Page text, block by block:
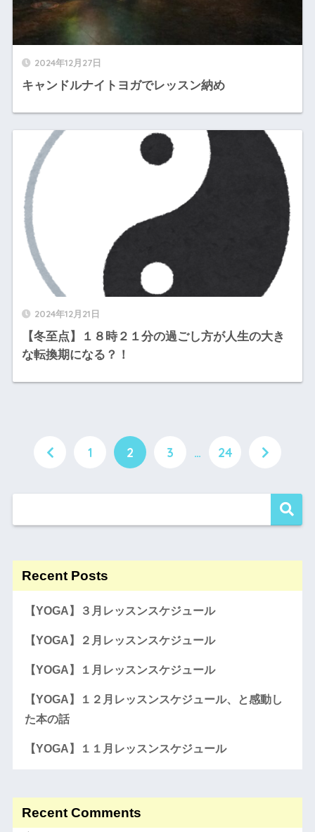
2024年12月27日
キャンドルナイトヨガでレッスン納め
2024年12月21日
【冬至点】１８時２１分の過ごし方が人生の大き
な転換期になる？！
1 2 3 … 24
Recent Posts
【YOGA】３月レッスンスケジュール
【YOGA】２月レッスンスケジュール
【YOGA】１月レッスンスケジュール
【YOGA】１２月レッスンスケジュール、と感動し
た本の話
【YOGA】１１月レッスンスケジュール
Recent Comments